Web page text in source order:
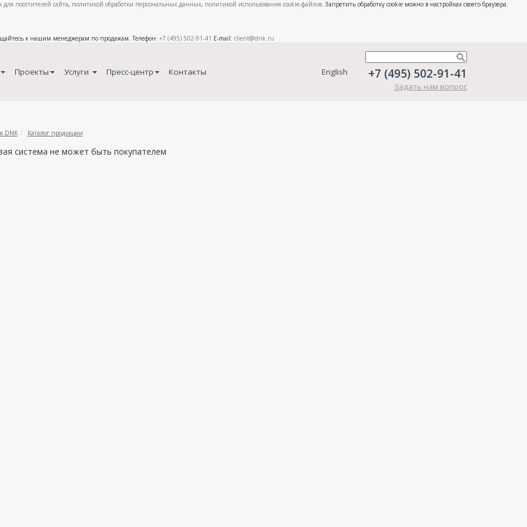
посетителей сайта, политикой обработки персональных данных, политикой использования cookie-файлов. Запретить обработку cookie можно в настройках своего браузера.
к нашим менеджерам по продажам. Телефон: +7 (495) 502-91-41 E-mail: client@dnk.ru
Проекты Услуги Пресс-центр Контакты English +7 (495) 502-91-41
Задать нам вопрос
DNK Каталог продукции
система не может быть покупателем